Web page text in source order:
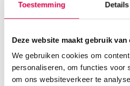
Toestemming Details
Deze website maakt gebruik van
We gebruiken cookies om
personaliseren, om functies voor
om ons websiteverkeer te
Je moetingelogd zijn om een